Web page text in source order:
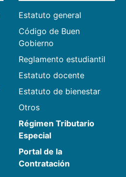
Estatuto general
Código de Buen
Gobierno
Reglamento estudiantil
Estatuto docente
Estatuto de bienestar
Otros
Régimen Tributario
Especial
Portal de la
Contratación